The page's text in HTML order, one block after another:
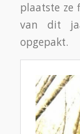
plaatste ze
van dit
opgepakt.